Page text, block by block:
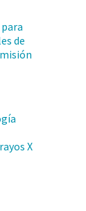
de
X